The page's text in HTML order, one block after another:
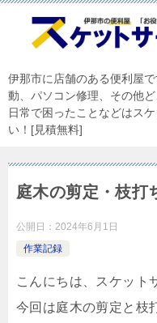
伊那市に店舗のある便利屋
動、パソコン修理、その他
日常で困ったことなどはス
い！[見積無料]
庭木の剪定・枝打
公開日： 2024年6月1日
作業記録
こんにちは、スケット
今回は庭木の剪定と枝